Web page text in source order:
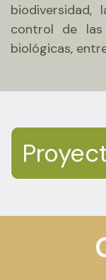
biodiversidad,
control de las
biológicas,